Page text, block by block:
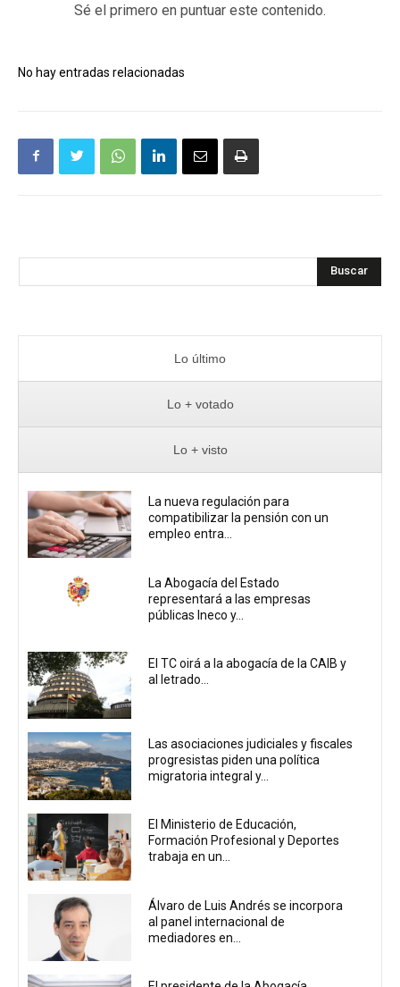
Sé el primero en puntuar este contenido.
No hay entradas relacionadas
Buscar
Lo último
Lo + votado
Lo + visto
La nueva regulación para
compatibilizar la pensión con un
empleo entra...
La Abogacía del Estado
representará a las empresas
públicas Ineco y...
El TC oirá a la abogacía de la CAIB y
al letrado...
Las asociaciones judiciales y fiscales
progresistas piden una política
migratoria integral y...
El Ministerio de Educación,
Formación Profesional y Deportes
trabaja en un...
Álvaro de Luis Andrés se incorpora
al panel internacional de
mediadores en...